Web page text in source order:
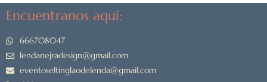
Encuentranos aquí:
666708047
lendanejradesign@gmail.com
eventoseltinglaodelenda@gmail.com